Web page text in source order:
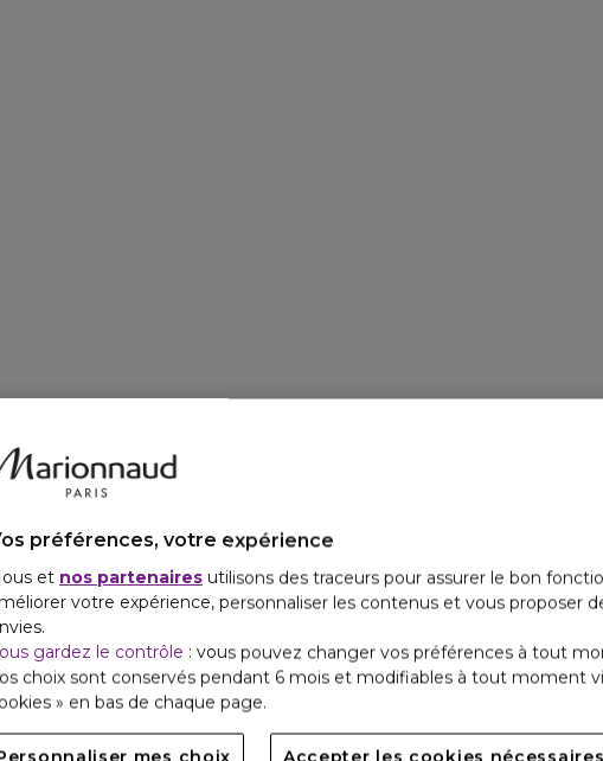
préférences, votre expérience
et nos partenaires utilisons des traceurs pour assurer le bon
votre expérience, personnaliser les contenus et vous proposer
gardez le contrôle : vous pouvez changer vos préférences à tout
choix sont conservés pendant 6 mois et modifiables à tout moment
» en bas de chaque page.